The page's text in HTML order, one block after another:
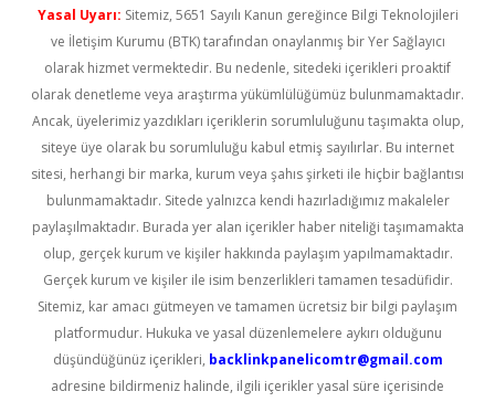
Yasal Uyarı: Sitemiz, 5651 Sayılı Kanun gereğince Bilgi Teknolojileri
ve İletişim Kurumu (BTK) tarafından onaylanmış bir Yer Sağlayıcı
olarak hizmet vermektedir. Bu nedenle, sitedeki içerikleri proaktif
olarak denetleme veya araştırma yükümlülüğümüz bulunmamaktadır.
Ancak, üyelerimiz yazdıkları içeriklerin sorumluluğunu taşımakta olup,
siteye üye olarak bu sorumluluğu kabul etmiş sayılırlar. Bu internet
sitesi, herhangi bir marka, kurum veya şahıs şirketi ile hiçbir bağlantısı
bulunmamaktadır. Sitede yalnızca kendi hazırladığımız makaleler
paylaşılmaktadır. Burada yer alan içerikler haber niteliği taşımamakta
olup, gerçek kurum ve kişiler hakkında paylaşım yapılmamaktadır.
Gerçek kurum ve kişiler ile isim benzerlikleri tamamen tesadüfidir.
Sitemiz, kar amacı gütmeyen ve tamamen ücretsiz bir bilgi paylaşım
platformudur. Hukuka ve yasal düzenlemelere aykırı olduğunu
düşündüğünüz içerikleri, backlinkpanelicomtr@gmail.com
adresine bildirmeniz halinde, ilgili içerikler yasal süre içerisinde